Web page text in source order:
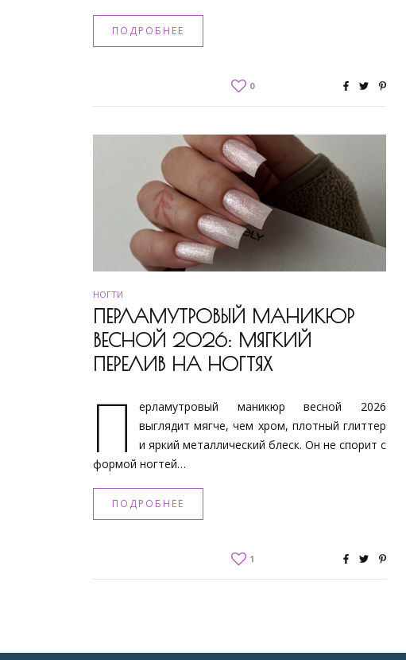
ПОДРОБНЕЕ
0
НОГТИ
ПЕРЛАМУТРОВЫЙ МАНИКЮР
ВЕСНОЙ 2026: МЯГКИЙ
ПЕРЕЛИВ НА НОГТЯХ
П
ерламутровый маникюр весной 2026
выглядит мягче, чем хром, плотный глиттер
и яркий металлический блеск. Он не спорит с
формой ногтей…
ПОДРОБНЕЕ
1